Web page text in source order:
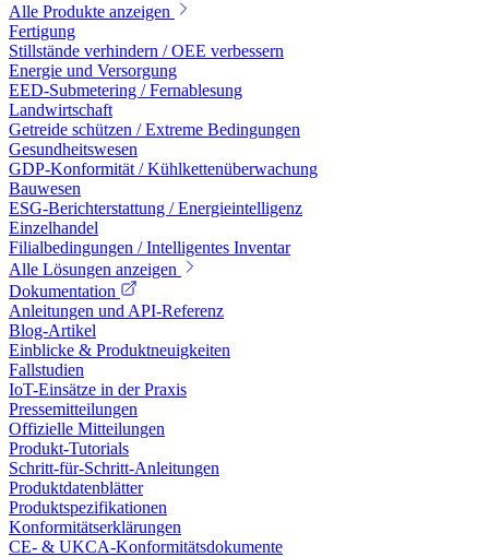
Alle Produkte anzeigen
Fertigung
Stillstände verhindern / OEE verbessern
Energie und Versorgung
EED-Submetering / Fernablesung
Landwirtschaft
Getreide schützen / Extreme Bedingungen
Gesundheitswesen
GDP-Konformität / Kühlkettenüberwachung
Bauwesen
ESG-Berichterstattung / Energieintelligenz
Einzelhandel
Filialbedingungen / Intelligentes Inventar
Alle Lösungen anzeigen
Dokumentation
Anleitungen und API-Referenz
Blog-Artikel
Einblicke & Produktneuigkeiten
Fallstudien
IoT-Einsätze in der Praxis
Pressemitteilungen
Offizielle Mitteilungen
Produkt-Tutorials
Schritt-für-Schritt-Anleitungen
Produktdatenblätter
Produktspezifikationen
Konformitätserklärungen
CE- & UKCA-Konformitätsdokumente